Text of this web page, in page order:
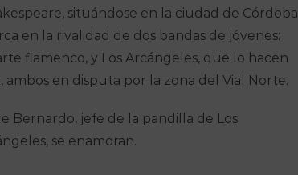
situándose en la ciudad de Córdoba
en la rivalidad de dos bandas de jóvenes:
flamenco, y Los Arcángeles, que lo hacen
en disputa por la zona del Vial Norte.
Bernardo, jefe de la pandilla de Los
se enamoran.